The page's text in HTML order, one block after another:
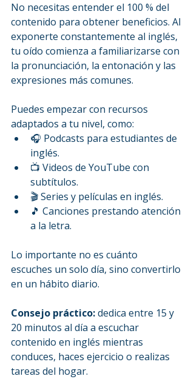
No necesitas entender el 100 % del
contenido para obtener beneficios. Al
exponerte constantemente al inglés,
tu oído comienza a familiarizarse con
la pronunciación, la entonación y las
expresiones más comunes.
Puedes empezar con recursos
adaptados a tu nivel, como:
🎧 Podcasts para estudiantes de
inglés.
📺 Videos de YouTube con
subtítulos.
🎬 Series y películas en inglés.
🎵 Canciones prestando atención
a la letra.
Lo importante no es cuánto
escuches un solo día, sino convertirlo
en un hábito diario.
Consejo práctico: dedica entre 15 y
20 minutos al día a escuchar
contenido en inglés mientras
conduces, haces ejercicio o realizas
tareas del hogar.